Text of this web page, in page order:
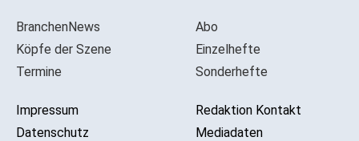
BranchenNews
Köpfe der Szene
Termine
Impressum
Datenschutz
Abo
Einzelhefte
Sonderhefte
Redaktion Kontakt
Mediadaten